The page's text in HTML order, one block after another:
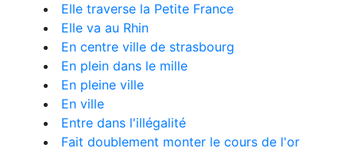
Elle traverse la Petite France
Elle va au Rhin
En centre ville de strasbourg
En plein dans le mille
En pleine ville
En ville
Entre dans l'illégalité
Fait doublement monter le cours de l'or